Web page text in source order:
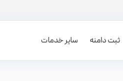
ثبت دامنه سایر خدمات